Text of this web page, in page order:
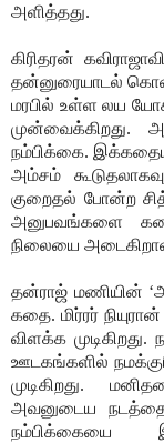
அளித்தது.
கிரிதரன்
தன்னுரையாடல்
மரபில் உள்ள லய
முன்வைக்கிறது.
நம்பிக்கை.
அம்சம்
குறைதல் போன்ற
அனுபவங்களை
நிலையை
தன்ராஜ் மணியின்
கதை. மிர்ரர்
விளக்க
ஊடகங்களில்
முடிகிறது.
அவனுடைய
நம்பிக்கையை